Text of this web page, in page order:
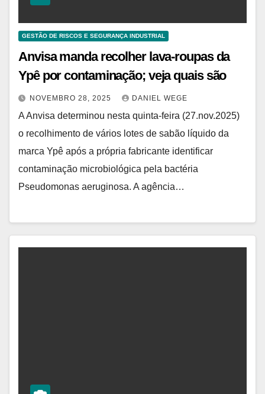
GESTÃO DE RISCOS E SEGURANÇA INDUSTRIAL
Anvisa manda recolher lava-roupas da
Ypê por contaminação; veja quais são
NOVEMBRO 28, 2025 DANIEL WEGE
A Anvisa determinou nesta quinta-feira (27.nov.2025)
o recolhimento de vários lotes de sabão líquido da
marca Ypê após a própria fabricante identificar
contaminação microbiológica pela bactéria
Pseudomonas aeruginosa. A agência…